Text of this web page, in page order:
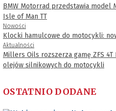
BMW Motorrad przedstawia model
Isle of Man TT
Nowości
Klocki hamulcowe do motocykli:
Aktualności
Millers Oils rozszerza gamę ZFS
olejów silnikowych do motocykli
OSTATNIO DODANE